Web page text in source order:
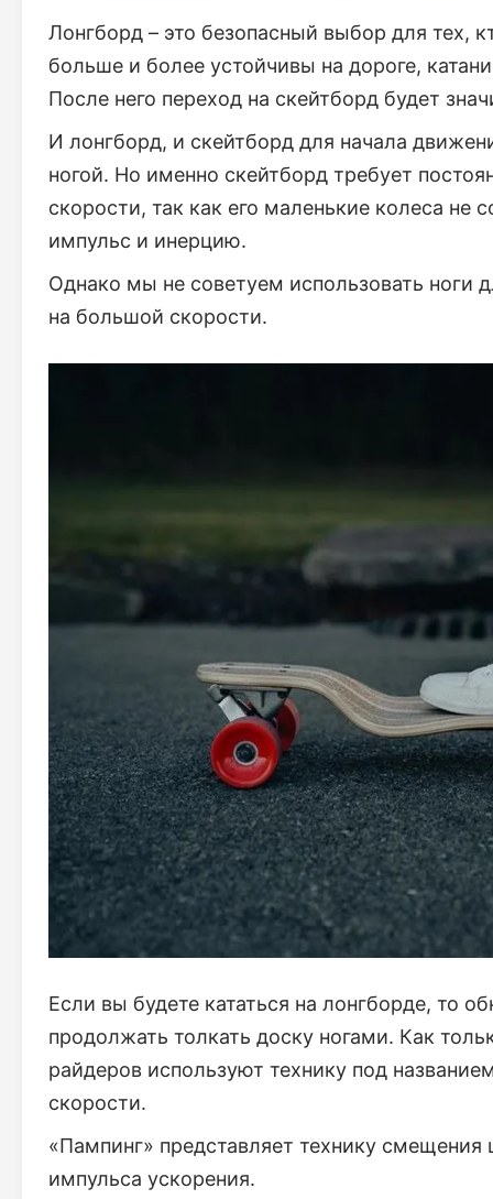
Лонгборд – это безопасный выбор для тех,
больше и более устойчивы на дороге,
После него переход на скейтборд будет
И лонгборд, и скейтборд для начала
ногой. Но именно скейтборд требует
скорости, так как его маленькие колеса
импульс и инерцию.
Однако мы не советуем использовать ноги
на большой скорости.
Если вы будете кататься на лонгборде, то
продолжать толкать доску ногами. Как
райдеров используют технику под
скорости.
«Пампинг» представляет технику
импульса ускорения.